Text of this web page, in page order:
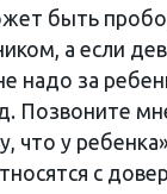
быть
а если
надо за
Позвоните
что у
с